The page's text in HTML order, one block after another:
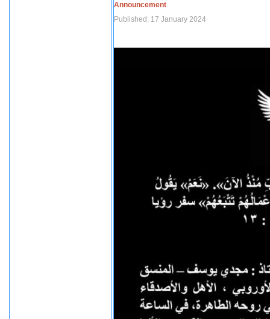
Announcement
Published: 17 January 2024